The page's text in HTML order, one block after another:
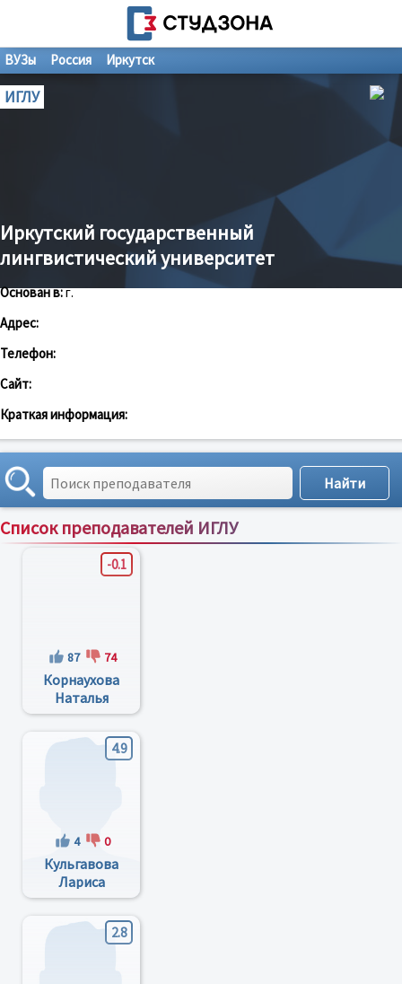
ВУЗы Россия Иркутск
ИГЛУ
Иркутский государственный
лингвистический университет
Основан в:г.
Адрес:
Телефон:
Сайт:
Краткая информация:
Список преподавателей ИГЛУ
Сортировка по:имени;рейтингу;отзывам
-0.1
87 74
Корнаухова
Наталья
Геннадьевна
4.9
4 0
Кульгавова
Лариса
Владимировна
2.8